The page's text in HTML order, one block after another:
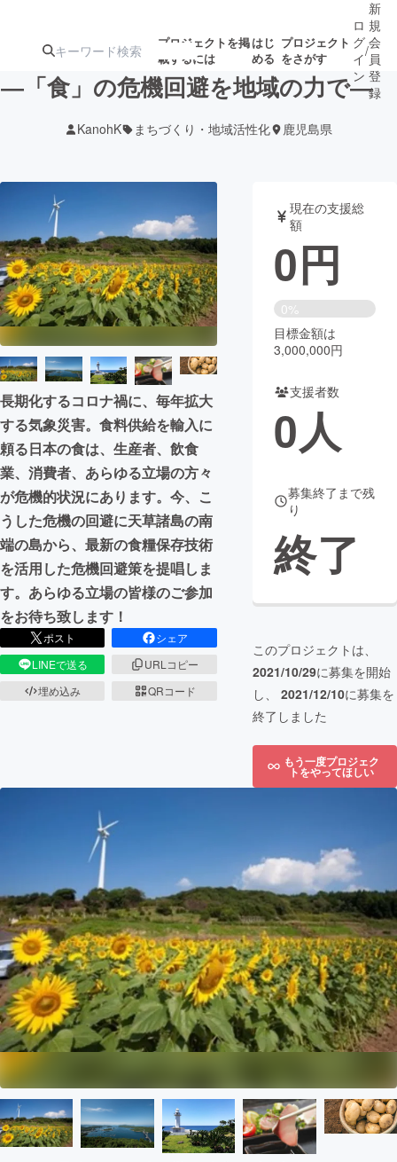
プロジェクトを掲
載するには
はじ
める
プロジェクト
をさがす
アート・写真
テクノロジー・ガジェット ゲーム・サ
書籍・雑誌
ビジネス・起業 チャレンジ
まちづくり・地域活性化
CAMPFIRE for Social Good
CAMPFIRE Creation
CAMPFIREふるさと納税machi-ya コミュニティ
ロ
グ
イ
ン
/
新
規
会
員
登
録
―「食」の危機回避を地域の力で―
KanohK まちづくり・地域活性化 鹿児島県
長期化するコロナ禍に、毎年拡大
する気象災害。食料供給を輸入に
頼る日本の食は、生産者、飲食
業、消費者、あらゆる立場の方々
が危機的状況にあります。今、こ
うした危機の回避に天草諸島の南
端の島から、最新の食糧保存技術
を活用した危機回避策を提唱しま
す。あらゆる立場の皆様のご参加
をお待ち致します！
ポスト
シェア
LINEで送る
URLコピー
埋め込み
QRコード
現在の支援総
額
0円
0%
目標金額は
3,000,000円
支援者数
0人
募集終了まで残
り
終了
このプロジェクトは、
2021/10/29に募集を開始
し、 2021/12/10に募集を
終了しました
もう一度プロジェク
トをやってほしい